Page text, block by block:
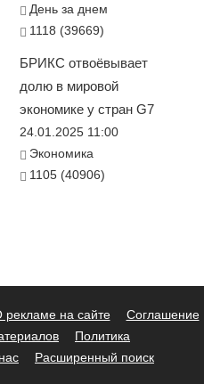
День за днем
1118 (39669)
БРИКС отвоёвывает
долю в мировой
экономике у стран G7
24.01.2025 11:00
Экономика
1105 (40906)
рекламе на сайте
Соглашение
Политика
Расширенный поиск